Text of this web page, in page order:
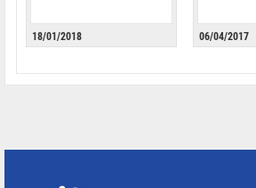
18/01/2018 06/04/2017